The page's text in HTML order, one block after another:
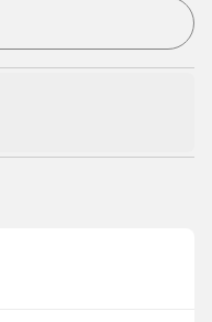
tilmelde dig som medlem